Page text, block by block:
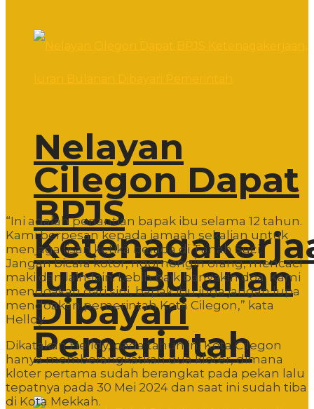
Nelayan
Cilegon Dapat
BPJS
Iuran Bulanan
Dibayari
Pemerintah
“Ini adalah penantian bapak ibu selama 12 tahun.
Kami berpesan kepada jamaah sekalian untuk
menjaga lisan ketika berada di Tanah Suci.
Jangan bicara kotor, ngomongin orang, mencaci
maki dan lain-lain. Lebih baik banyakin doa. Kami
mendoakan dari sini, bapak ibu juga jangan lupa
mendoakan pemerintah Kota Cilegon,” kata
Helldy.
Dikatakan Helldy, pada tahun ini Kota Cilegon
hanya memberangkatkan dua kloter, dimana
kloter pertama sudah berangkat pada pekan lalu
tepatnya pada 30 Mei 2024 dan saat ini sudah tiba
di Kota Mekkah.